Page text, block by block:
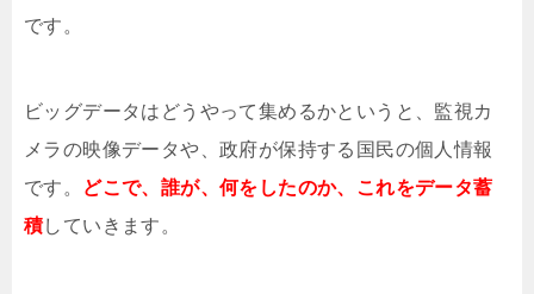
です。
ビッグデータはどうやって集めるかというと、監視カ
メラの映像データや、政府が保持する国民の個人情報
です。
どこで、誰が、何をしたのか、これをデータ蓄
積していきます。